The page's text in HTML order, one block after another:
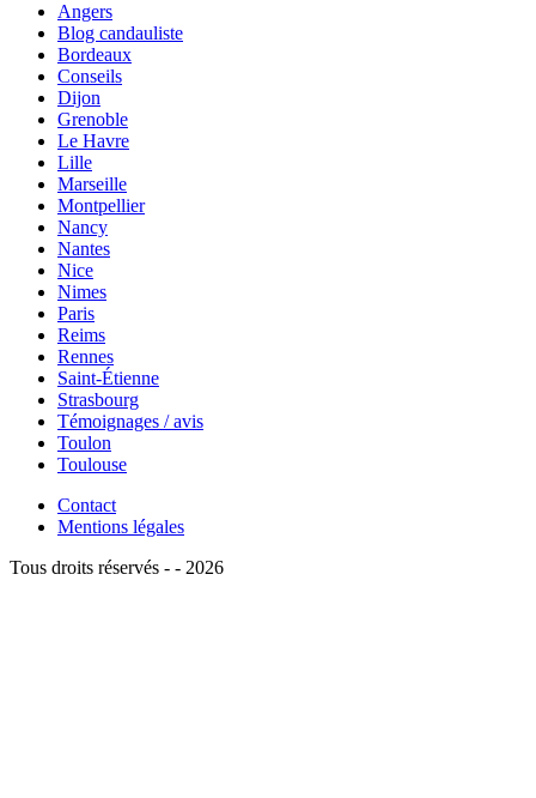
Angers
Blog candauliste
Bordeaux
Conseils
Dijon
Grenoble
Le Havre
Lille
Marseille
Montpellier
Nancy
Nantes
Nice
Nimes
Paris
Reims
Rennes
Saint-Étienne
Strasbourg
Témoignages / avis
Toulon
Toulouse
Contact
Mentions légales
Tous droits réservés - - 2026